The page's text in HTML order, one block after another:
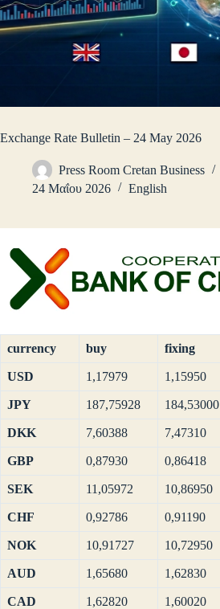
Exchange Rate Bulletin – 24 May 2026
Press Room Cretan Business
24 Μαΐου 2026
English
currency buy fixing
USD 1,17979 1,15950
JPY 187,75928 184,53000
DKK 7,60388 7,47310
GBP 0,87930 0,86418
SEK 11,05972 10,86950
CHF 0,92786 0,91190
NOK 10,91727 10,72950
AUD 1,65680 1,62830
CAD 1,62820 1,60020